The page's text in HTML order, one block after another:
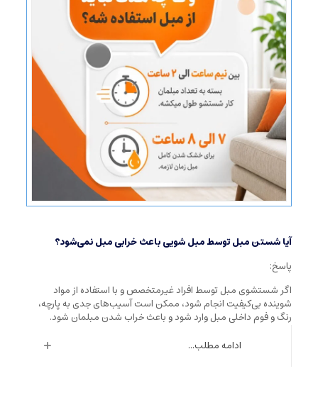
آیا شستن مبل توسط مبل شویی باعث خرابی مبل نمی‌شود؟
پاسخ:
اگر شستشوی مبل توسط افراد غیرمتخصص و با استفاده از مواد
شوینده بی‌کیفیت انجام شود، ممکن است آسیب‌های جدی به پارچه،
رنگ و فوم داخلی مبل وارد شود و باعث خراب شدن مبلمان شود.
ادامه مطلب...